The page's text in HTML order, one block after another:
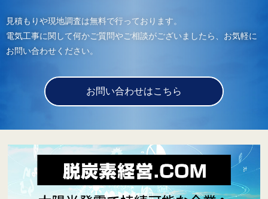
見積もりや現地調査は無料で行っております。
電気工事に関して何かご質問やご相談がございましたら、お気軽に
お問い合わせください。
お問い合わせはこちら